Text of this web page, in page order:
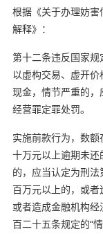
根据《关于办理妨
解释》：
第十二条违反国家规
以虚构交易、虚开
现金，情节严重的
经营罪定罪处罚。
实施前款行为，数
十万元以上逾期未
的，应当认定为刑法
百万元以上的，或者
或者造成金融机构
百二十五条规定的“情